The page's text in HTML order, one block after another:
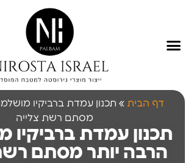
דף הבית » תכנון עמדת ברביקיו
מסתם רשת צלייה
תכנון עמדת ברביקיו
הרבה יותר מסתם